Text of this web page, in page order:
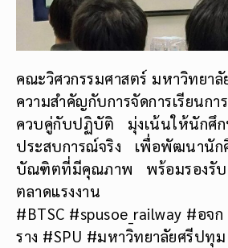
คณะวิศวกรรมศาสตร์ มหาวิทย
ความสำคัญกับการจัดการเรียนก
ควบคู่กับปฏิบัติ มุ่งเน้นให้นักศึก
ประสบการณ์จริง เพื่อพัฒนานัก
บัณฑิตที่มีคุณภาพ พร้อมรองรับค
ตลาดแรงงาน
#BTSC #spusoe_railway #อจ
ราง #SPU #มหาวิทยาลัยศรีปทุม